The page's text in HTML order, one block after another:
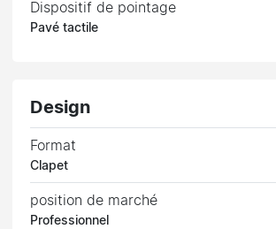
Dispositif de pointage
Pavé tactile
Design
Format
Clapet
position de marché
Professionnel